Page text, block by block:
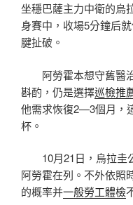
坐穩巴薩主力中衛的烏
身賽中，收場5分鐘后
腱扯破。
阿勞霍本想守舊醫
斟酌，仍是選擇巡檢推
他需求恢復2—3個月，
杯。
10月21日，烏拉圭
阿勞霍在列。不外依照
的概率并一般勞工體檢